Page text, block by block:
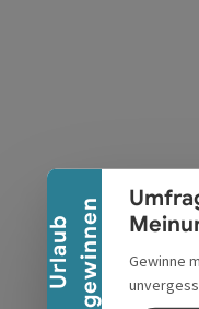
U
r
l
a
u
b
g
e
w
i
n
n
en
Banner einklappen
Gewinne
öffnenöffnen